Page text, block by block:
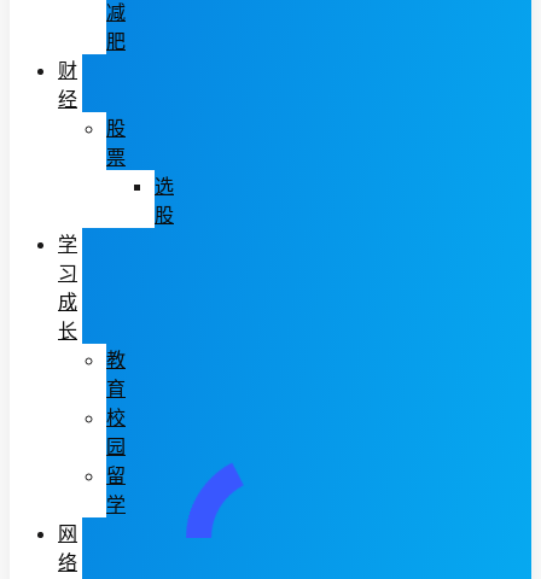
减
肥
财
经
股
票
选
股
学
习
成
长
教
育
校
园
留
学
网
络